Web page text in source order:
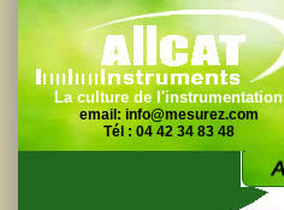
La culture de l'instrumentation
email: info@mesurez.com
Tél : 04 42 34 83 48